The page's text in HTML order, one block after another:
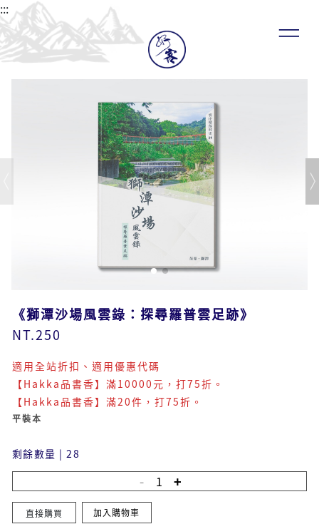
:::
《獅潭沙場風雲錄：探尋羅普雲足跡》
NT.250
適用全站折扣、適用優惠代碼
【Hakka品書香】滿10000元，打75折。
【Hakka品書香】滿20件，打75折。
平裝本
剩餘數量 | 28
直接購買 加入購物車